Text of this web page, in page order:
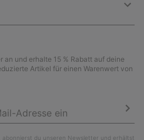
und erhalte 15 % Rabatt auf deine
Artikel für einen Warenwert von
abonnierst du unseren Newsletter und erhältst